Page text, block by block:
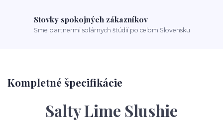
Stovky spokojných zákazníkov
Sme partnermi solárnych štúdií po celom Slovensku
Kompletné špecifikácie
Salty Lime Slushie